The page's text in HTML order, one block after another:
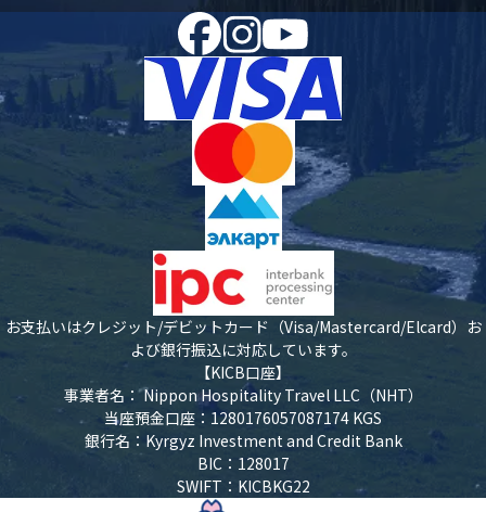
お支払いはクレジット/デビットカード（Visa/Mastercard/Elcard）お
よび銀行振込に対応しています。
【KICB口座】
事業者名： Nippon Hospitality Travel LLC（NHT）
当座預金口座：1280176057087174 KGS
銀行名：Kyrgyz Investment and Credit Bank
BIC：128017
SWIFT：KICBKG22